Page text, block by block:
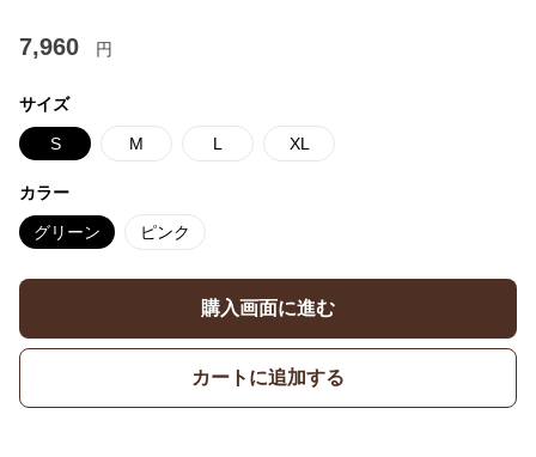
7,960 円
サイズ
S M L XL
カラー
グリーン ピンク
購入画面に進む
カートに追加する